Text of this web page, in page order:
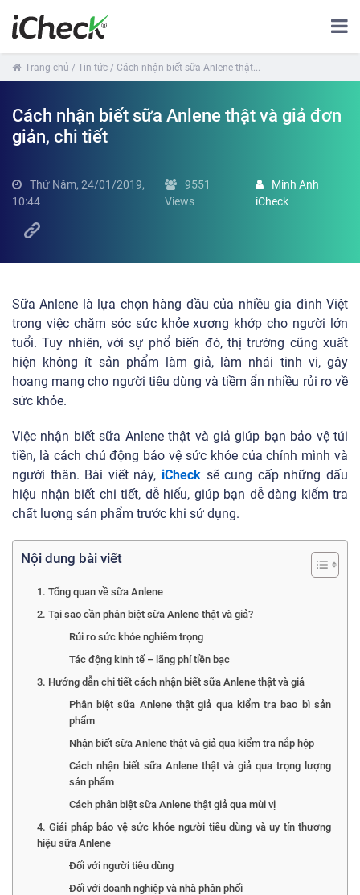
Trang chủ / Tin tức / Cách nhận biết sữa Anlene thật...
Cách nhận biết sữa Anlene thật và giả đơn
giản, chi tiết
Thứ Năm, 24/01/2019,
10:44
9551
Views
Minh Anh
iCheck
Sữa Anlene là lựa chọn hàng đầu của nhiều gia đình Việt
trong việc chăm sóc sức khỏe xương khớp cho người lớn
tuổi. Tuy nhiên, với sự phổ biến đó, thị trường cũng xuất
hiện không ít sản phẩm làm giả, làm nhái tinh vi, gây
hoang mang cho người tiêu dùng và tiềm ẩn nhiều rủi ro về
sức khỏe.
Việc nhận biết sữa Anlene thật và giả giúp bạn bảo vệ túi
tiền, là cách chủ động bảo vệ sức khỏe của chính mình và
người thân. Bài viết này, iCheck sẽ cung cấp những dấu
hiệu nhận biết chi tiết, dễ hiểu, giúp bạn dễ dàng kiểm tra
chất lượng sản phẩm trước khi sử dụng.
Nội dung bài viết
1. Tổng quan về sữa Anlene
2. Tại sao cần phân biệt sữa Anlene thật và giả?
Rủi ro sức khỏe nghiêm trọng
Tác động kinh tế – lãng phí tiền bạc
3. Hướng dẫn chi tiết cách nhận biết sữa Anlene thật và giả
Phân biệt sữa Anlene thật giả qua kiểm tra bao bì sản
phẩm
Nhận biết sữa Anlene thật và giả qua kiểm tra nắp hộp
Cách nhận biết sữa Anlene thật và giả qua trọng lượng
sản phẩm
Cách phân biệt sữa Anlene thật giả qua mùi vị
4. Giải pháp bảo vệ sức khỏe người tiêu dùng và uy tín thương
hiệu sữa Anlene
Đối với người tiêu dùng
Đối với doanh nghiệp và nhà phân phối